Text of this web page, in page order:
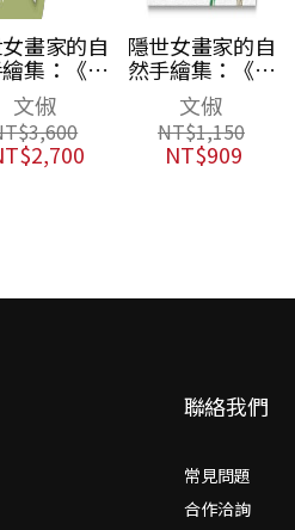
畫家的自
集：《金
蟲草木狀》
花果篇
文俶
1,150
909
聯絡我們
常見問題
合作洽詢